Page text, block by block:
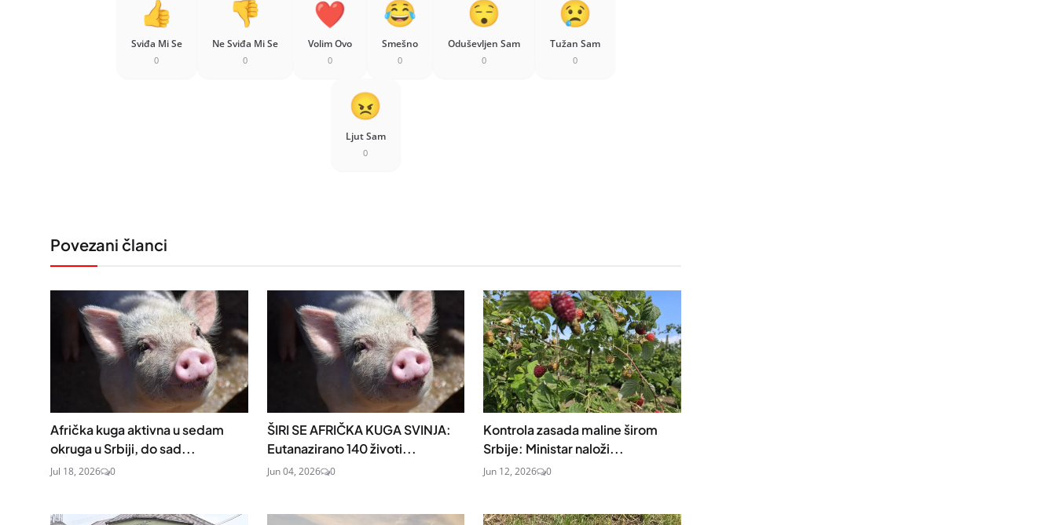
Sviđa Mi Se
0
Ne Sviđa Mi Se
0
Volim Ovo
0
Smešno
0
Oduševljen Sam
0
Tužan Sam
0
Ljut Sam
0
Povezani članci
Afrička kuga aktivna u sedam
okruga u Srbiji, do sad...
Jul 18, 2026 0
ŠIRI SE AFRIČKA KUGA SVINJA:
Eutanazirano 140 životi...
Jun 04, 2026 0
Kontrola zasada maline širom
Srbije: Ministar naloži...
Jun 12, 2026 0